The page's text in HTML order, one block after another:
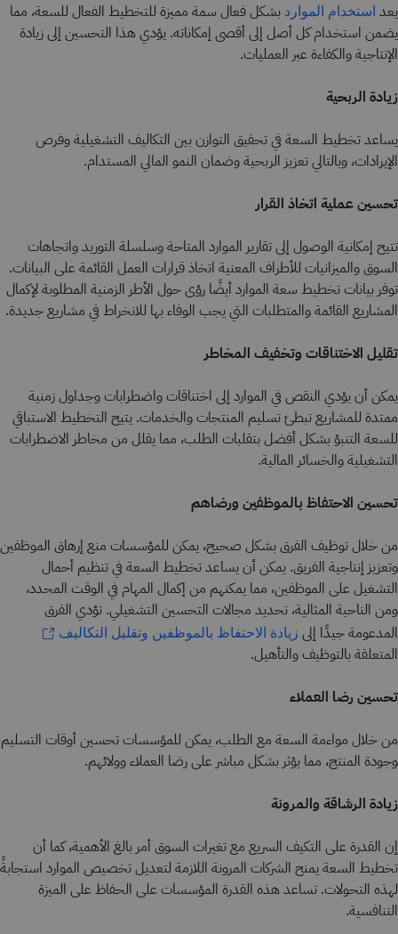
يعد استخدام الموارد بشكل فعال سمة مميزة للتخطيط الفعال للسعة، مما
يضمن استخدام كل أصل إلى أقصى إمكاناته. يؤدي هذا التحسين إلى زيادة
الإنتاجية والكفاءة عبر العمليات.
زيادة الربحية
يساعد تخطيط السعة في تحقيق التوازن بين التكاليف التشغيلية وفرص
الإيرادات، وبالتالي تعزيز الربحية وضمان النمو المالي المستدام.
تحسين عملية اتخاذ القرار
تتيح إمكانية الوصول إلى تقارير الموارد المتاحة وسلسلة التوريد واتجاهات
السوق والميزانيات للأطراف المعنية اتخاذ قرارات العمل القائمة على البيانات.
توفر بيانات تخطيط سعة الموارد أيضًا رؤى حول الأطر الزمنية المطلوبة لإكمال
المشاريع القائمة والمتطلبات التي يجب الوفاء بها للانخراط في مشاريع جديدة.
تقليل الاختناقات وتخفيف المخاطر
يمكن أن يؤدي النقص في الموارد إلى اختناقات واضطرابات وجداول زمنية
ممتدة للمشاريع تبطئ تسليم المنتجات والخدمات. يتيح التخطيط الاستباقي
للسعة التنبؤ بشكل أفضل بتقلبات الطلب، مما يقلل من مخاطر الاضطرابات
التشغيلية والخسائر المالية.
تحسين الاحتفاظ بالموظفين ورضاهم
من خلال توظيف الفرق بشكل صحيح، يمكن للمؤسسات منع إرهاق الموظفين
وتعزيز إنتاجية الفريق. يمكن أن يساعد تخطيط السعة في تنظيم أحمال
التشغيل على الموظفين، مما يمكنهم من إكمال المهام في الوقت المحدد،
ومن الناحية المثالية، تحديد مجالات التحسين التشغيلي. تؤدي الفرق
المدعومة جيدًا إلى زيادة الاحتفاظ بالموظفين وتقليل التكاليف
المتعلقة بالتوظيف والتأهيل.
تحسين رضا العملاء
من خلال مواءمة السعة مع الطلب، يمكن للمؤسسات تحسين أوقات التسليم
وجودة المنتج، مما يؤثر بشكل مباشر على رضا العملاء وولائهم.
زيادة الرشاقة والمرونة
إن القدرة على التكيف السريع مع تغيرات السوق أمر بالغ الأهمية، كما أن
تخطيط السعة يمنح الشركات المرونة اللازمة لتعديل تخصيص الموارد استجابةً
لهذه التحولات. تساعد هذه القدرة المؤسسات على الحفاظ على الميزة
التنافسية.